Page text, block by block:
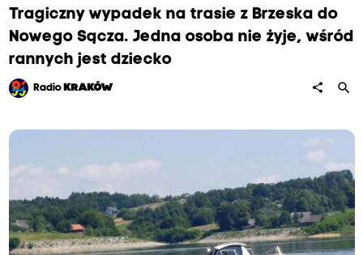
Tragiczny wypadek na trasie z Brzeska do
Nowego Sącza. Jedna osoba nie żyje, wśród
rannych jest dziecko
Radio KRAKÓW share search